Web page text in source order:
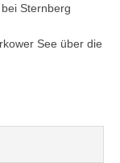
Sternberg
See über die